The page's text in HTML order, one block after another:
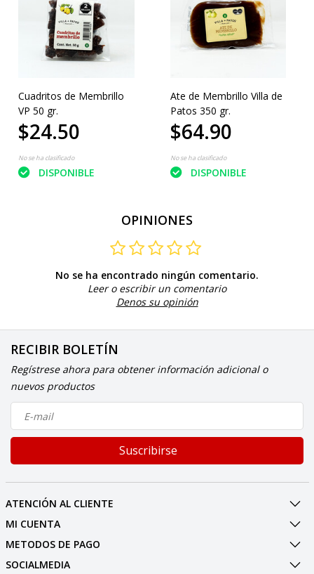
Cuadritos de Membrillo
VP 50 gr.
$24.50
No se ha clasificado
DISPONIBLE
Ate de Membrillo Villa de
Patos 350 gr.
$64.90
No se ha clasificado
DISPONIBLE
OPINIONES
No se ha encontrado ningún comentario.
Leer o escribir un comentario
Denos su opinión
RECIBIR BOLETÍN
Regístrese ahora para obtener información adicional o
nuevos productos
Suscribirse
ATENCIÓN AL CLIENTE
MI CUENTA
METODOS DE PAGO
SOCIALMEDIA